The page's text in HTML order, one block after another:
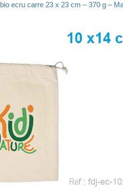
ecru carre 23 x 23 cm – 370 g –